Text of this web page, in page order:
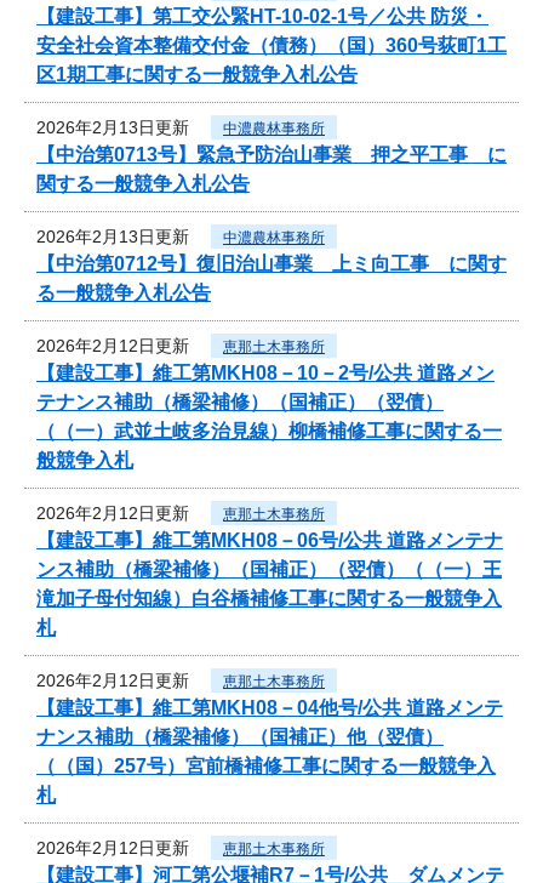
【建設工事】第工交公緊HT-10-02-1号／公共 防災・
安全社会資本整備交付金（債務）（国）360号荻町1工
区1期工事に関する一般競争入札公告
2026年2月13日更新 中濃農林事務所
【中治第0713号】緊急予防治山事業 押之平工事 に
関する一般競争入札公告
2026年2月13日更新 中濃農林事務所
【中治第0712号】復旧治山事業 上ミ向工事 に関す
る一般競争入札公告
2026年2月12日更新 恵那土木事務所
【建設工事】維工第MKH08－10－2号/公共 道路メン
テナンス補助（橋梁補修）（国補正）（翌債）
（（一）武並土岐多治見線）柳橋補修工事に関する一
般競争入札
2026年2月12日更新 恵那土木事務所
【建設工事】維工第MKH08－06号/公共 道路メンテナ
ンス補助（橋梁補修）（国補正）（翌債）（（一）王
滝加子母付知線）白谷橋補修工事に関する一般競争入
札
2026年2月12日更新 恵那土木事務所
【建設工事】維工第MKH08－04他号/公共 道路メンテ
ナンス補助（橋梁補修）（国補正）他（翌債）
（（国）257号）宮前橋補修工事に関する一般競争入
札
2026年2月12日更新 恵那土木事務所
【建設工事】河工第公堰補R7－1号/公共 ダムメンテ